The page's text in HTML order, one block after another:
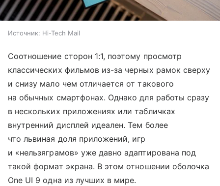
Источник: Hi-Tech Mail
Соотношение сторон 1:1, поэтому просмотр
классических фильмов из-за черных рамок сверху
и снизу мало чем отличается от такового
на обычных смартфонах. Однако для работы сразу
в нескольких приложениях или табличках
внутренний дисплей идеален. Тем более
что львиная доля приложений, игр
и «нельзяграмов» уже давно адаптирована под
такой формат экрана. В этом отношении оболочка
One UI 9 одна из лучших в мире.